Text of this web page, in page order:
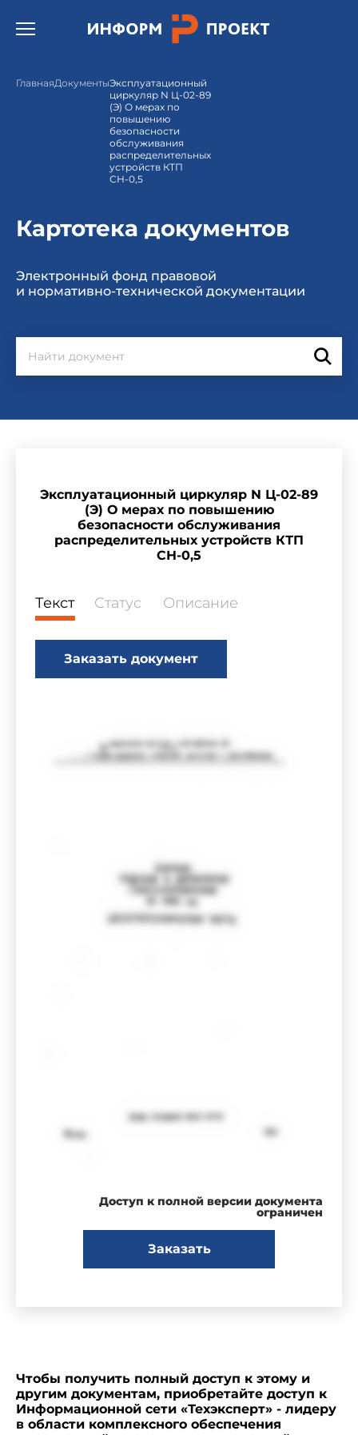
Открыть бургер меню.
ГлавнаяДокументыЭксплуатационный
циркуляр N Ц-02-89
(Э) О мерах по
повышению
безопасности
обслуживания
распределительных
устройств КТП
СН-0,5
Картотека документов
Электронный фонд правовой
и нормативно-технической документации
Эксплуатационный циркуляр N Ц-02-89
(Э) О мерах по повышению
безопасности обслуживания
распределительных устройств КТП
СН-0,5
Текст Статус Описание
Заказать документ
Доступ к полной версии документа
ограничен
Заказать
Чтобы получить полный доступ к этому и
другим документам, приобретайте доступ к
Информационной сети «Техэксперт» - лидеру
в области комплексного обеспечения